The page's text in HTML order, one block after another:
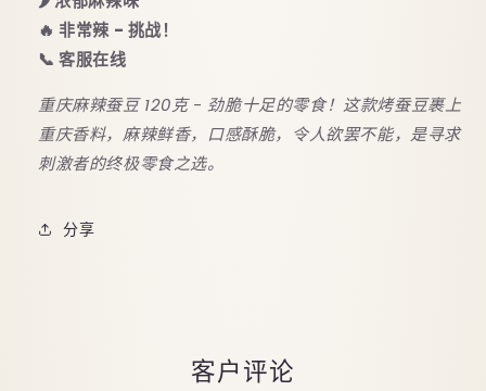
🔥 非常辣 - 挑战！
📞 客服在线
重庆麻辣蚕豆 120克 - 劲脆十足的零食！这款烤蚕豆裹上
重庆香料，麻辣鲜香，口感酥脆，令人欲罢不能，是寻求
刺激者的终极零食之选。
分享
客户评论